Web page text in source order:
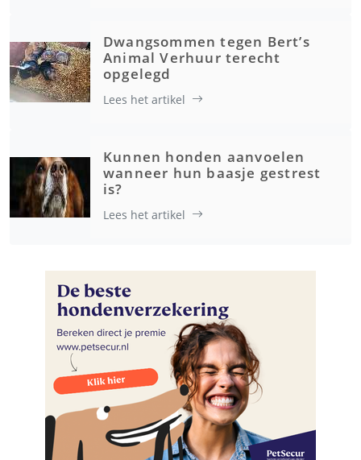
Dwangsommen tegen Bert’s
Animal Verhuur terecht
opgelegd
Lees het artikel
Kunnen honden aanvoelen
wanneer hun baasje gestrest
is?
Lees het artikel